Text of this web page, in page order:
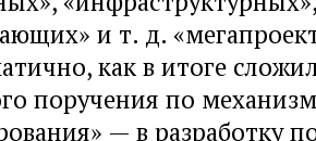
и т. д.
как в итоге
поручения по
— в разработку